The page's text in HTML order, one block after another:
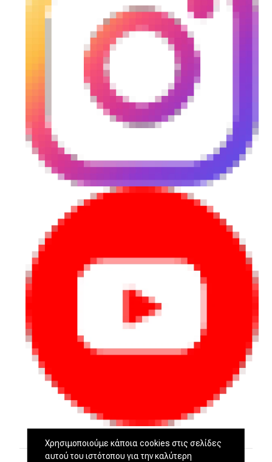
Χρησιμοποιούμε κάποια cookies στις σελίδες
αυτού του ιστότοπου για την καλύτερη